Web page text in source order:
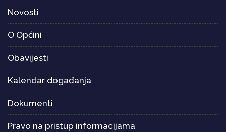
Novosti
O Općini
Obavijesti
Kalendar događanja
Dokumenti
Pravo na pristup informacijama